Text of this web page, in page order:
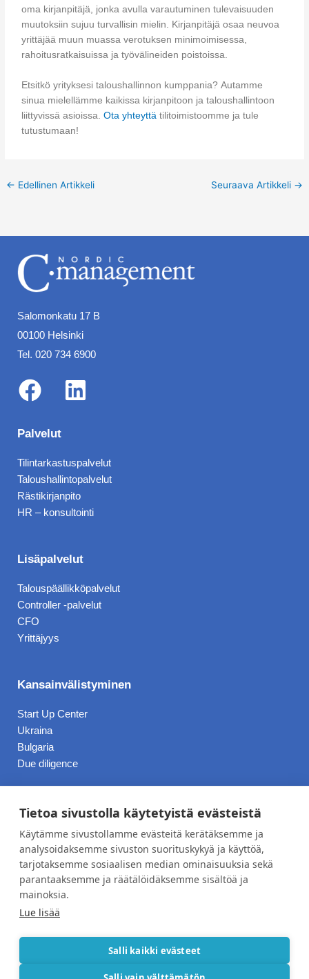
oma kirjanpitäjä, jonka avulla varautuminen tulevaisuuden
muutoksiin sujuu turvallisin mielin. Kirjanpitäjä osaa neuvoa
yrittäjää muun muassa verotuksen minimoimisessa,
rahoitusratkaisuissa ja työvälineiden poistoissa.
Etsitkö yrityksesi taloushallinnon kumppania? Autamme
sinua mielellämme kaikissa kirjanpitoon ja taloushallintoon
liittyvissä asioissa.Ota yhteyttä tilitoimistoomme ja tule
tutustumaan!
← Edellinen Artikkeli Seuraava Artikkeli →
Salomonkatu 17 B
00100 Helsinki
Tel. 020 734 6900
F
a
c
e
b
o
k
L
k
e
d
n
Palvelut
Tilintarkastuspalvelut
Taloushallintopalvelut
Rästikirjanpito
HR – konsultointi
Lisäpalvelut
Talouspäällikköpalvelut
Controller -palvelut
CFO
Yrittäjyys
Kansainvälistyminen
Start Up Center
Ukraina
Bulgaria
Due diligence
Hinnasto
Blogi
Työpaikat
Meistä
Yhteystiedot
Tietosuojaseloste
Tietoa sivustolla käytetyistä evästeistä
Käytämme sivustollamme evästeitä kerätäksemme ja
analysoidaksemme sivuston suorituskykyä ja käyttöä,
tarjotaksemme sosiaalisen median ominaisuuksia sekä
parantaaksemme ja räätälöidäksemme sisältöä ja
mainoksia.
Lue lisää
Salli kaikki evästeet